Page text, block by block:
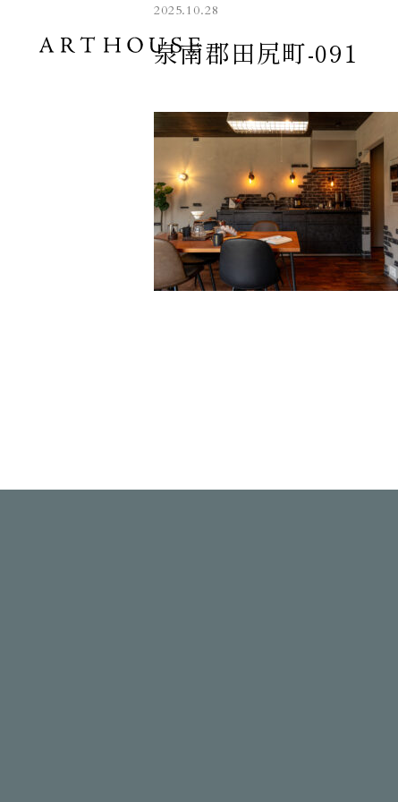
2025.10.28
泉南郡田尻町-091